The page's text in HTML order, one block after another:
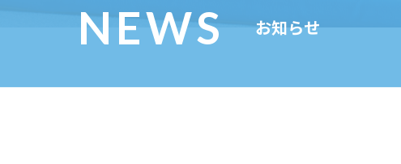
NEWS お知らせ